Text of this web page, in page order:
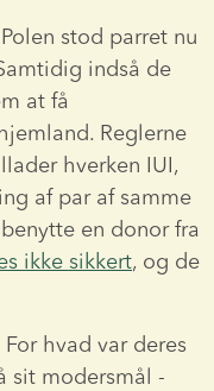
stod parret nu
indså de
at få
Reglerne
hverken IUI,
af par af samme
en donor fra
ikke sikkert, og de
hvad var deres
sit modersmål -